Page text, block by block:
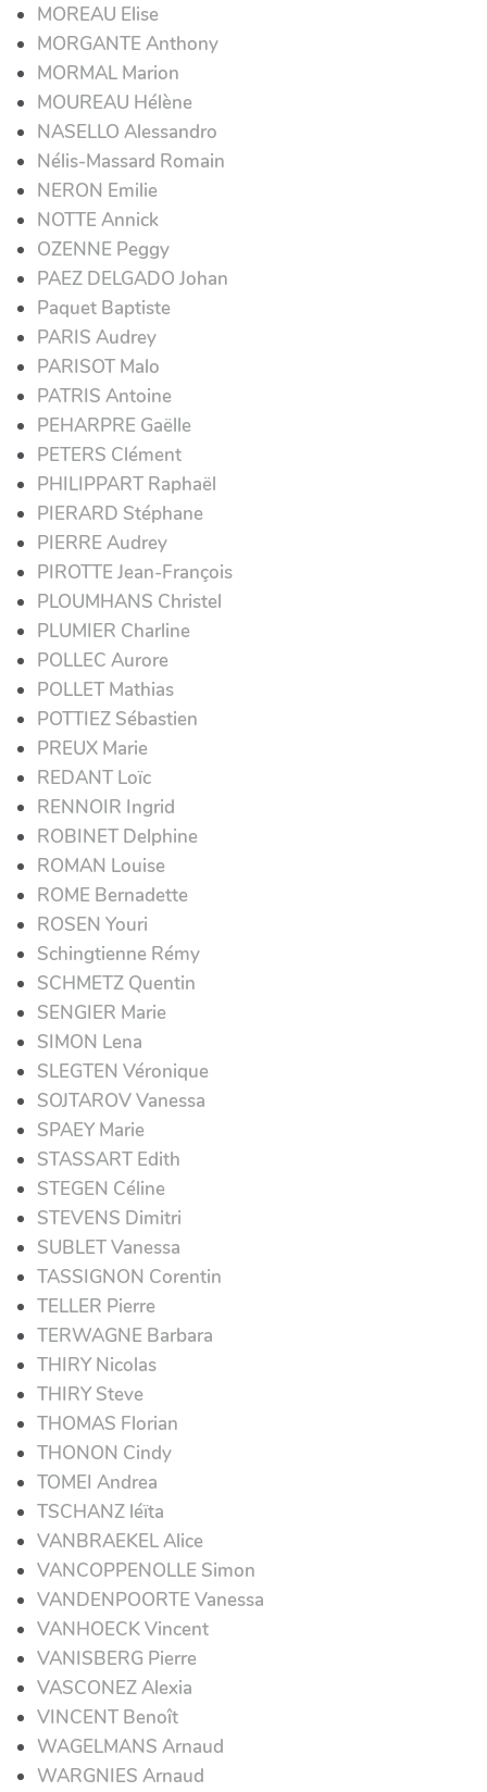
MOREAU Elise
MORGANTE Anthony
MORMAL Marion
MOUREAU Hélène
NASELLO Alessandro
Nélis-Massard Romain
NERON Emilie
NOTTE Annick
OZENNE Peggy
PAEZ DELGADO Johan
Paquet Baptiste
PARIS Audrey
PARISOT Malo
PATRIS Antoine
PEHARPRE Gaëlle
PETERS Clément
PHILIPPART Raphaël
PIERARD Stéphane
PIERRE Audrey
PIROTTE Jean-François
PLOUMHANS Christel
PLUMIER Charline
POLLEC Aurore
POLLET Mathias
POTTIEZ Sébastien
PREUX Marie
REDANT Loïc
RENNOIR Ingrid
ROBINET Delphine
ROMAN Louise
ROME Bernadette
ROSEN Youri
Schingtienne Rémy
SCHMETZ Quentin
SENGIER Marie
SIMON Lena
SLEGTEN Véronique
SOJTAROV Vanessa
SPAEY Marie
STASSART Edith
STEGEN Céline
STEVENS Dimitri
SUBLET Vanessa
TASSIGNON Corentin
TELLER Pierre
TERWAGNE Barbara
THIRY Nicolas
THIRY Steve
THOMAS Florian
THONON Cindy
TOMEI Andrea
TSCHANZ léïta
VANBRAEKEL Alice
VANCOPPENOLLE Simon
VANDENPOORTE Vanessa
VANHOECK Vincent
VANISBERG Pierre
VASCONEZ Alexia
VINCENT Benoît
WAGELMANS Arnaud
WARGNIES Arnaud